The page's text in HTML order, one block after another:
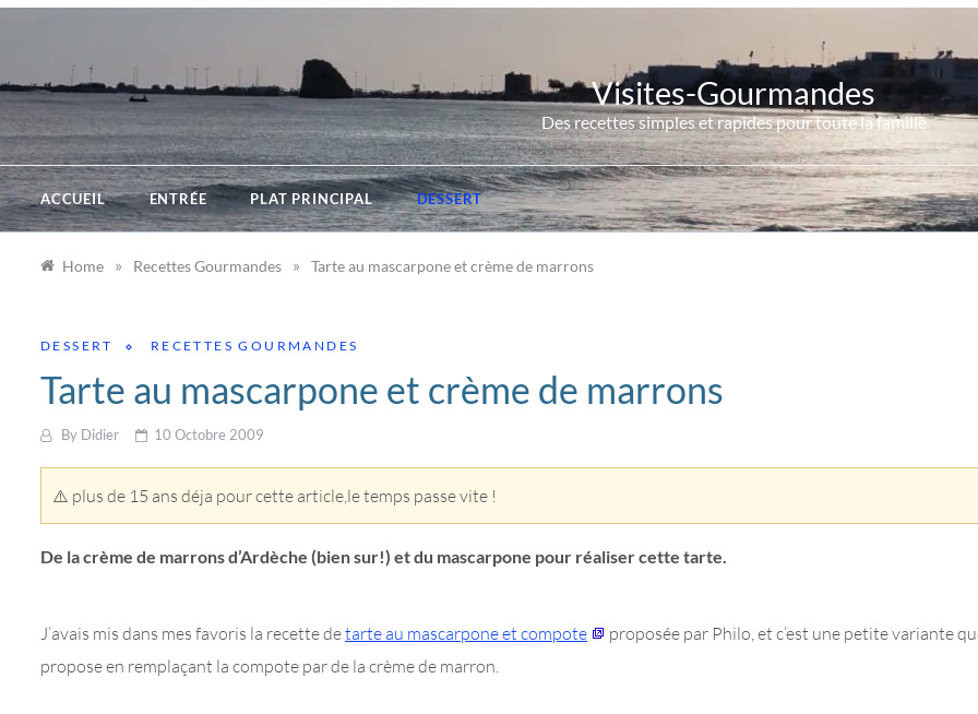
Skip
Visites-Gourmandes
Des recettes simples et rapides pour toute la famille
ACCUEIL ENTRÉE PLAT PRINCIPAL DESSERT
Home » Recettes Gourmandes » Tarte au mascarpone et crème de marrons
DESSERT RECETTES GOURMANDES
Tarte au mascarpone et crème de marrons
By Didier 10 Octobre 2009
⚠️ plus de 15 ans déja pour cette article,le temps passe vite !
De la crème de marrons d’Ardèche (bien sur!) et du mascarpone pour réaliser cette tarte.
J’avais mis dans mes favoris la recette detarte au mascarpone et compote
proposée par Philo, et c’est une petite variante
propose en remplaçant la compote par de la crème de marron.